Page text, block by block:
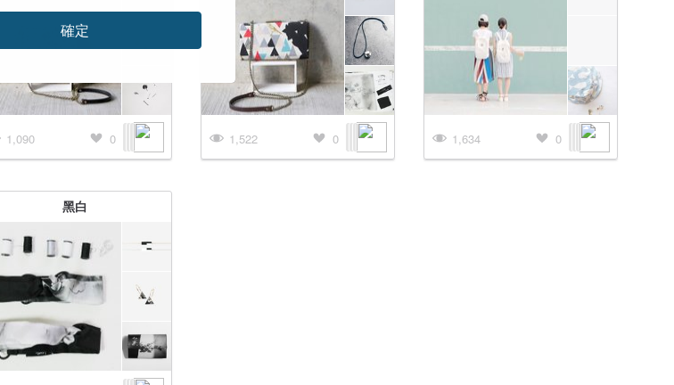
1,090 0 1,522 0 1,634 0
黑白
確定